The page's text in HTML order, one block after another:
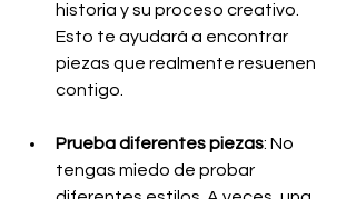
historia y su proceso creativo.
Esto te ayudará a encontrar
piezas que realmente resuenen
contigo.
Prueba diferentes piezas: No
tengas miedo de probar